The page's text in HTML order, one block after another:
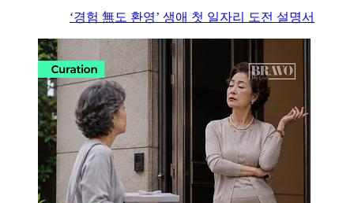
‘경험 無도 환영’ 생애 첫 일자리 도전 설명서